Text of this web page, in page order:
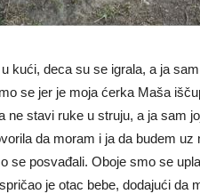
kući, deca su se igrala, a ja
se jer je moja ćerka Maša
ne stavi ruke u struju, a ja sam
da moram i ja da budem uz
se posvađali. Oboje smo se
je otac bebe, dodajući da